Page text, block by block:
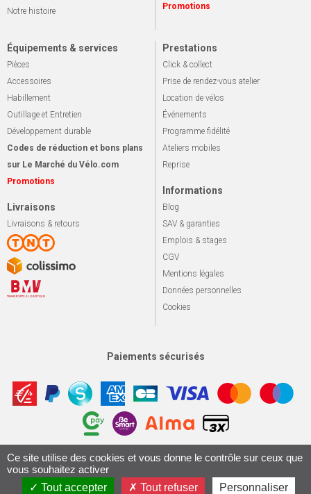
Notre histoire
Promotions
Équipements & services
Pièces
Accessoires
Habillement
Outillage et Entretien
Développement durable
Codes de réduction et bons plans
sur Le Marché du Vélo.com
Promotions
Livraisons
Livraisons & retours
Prestations
Click & collect
Prise de rendez-vous atelier
Location de vélos
Événements
Programme fidélité
Ateliers mobiles
Reprise
Informations
Blog
SAV & garanties
Emplois & stages
CGV
Mentions légales
Données personnelles
Cookies
Paiements sécurisés
© 2026 Le marché du vélo Tous droits réservés. Apotekisto,
Conception & Réalisation 161.io
Ce site utilise des cookies et vous donne le contrôle sur ceux que
vous souhaitez activer
Tout accepter
Tout refuser Personnaliser